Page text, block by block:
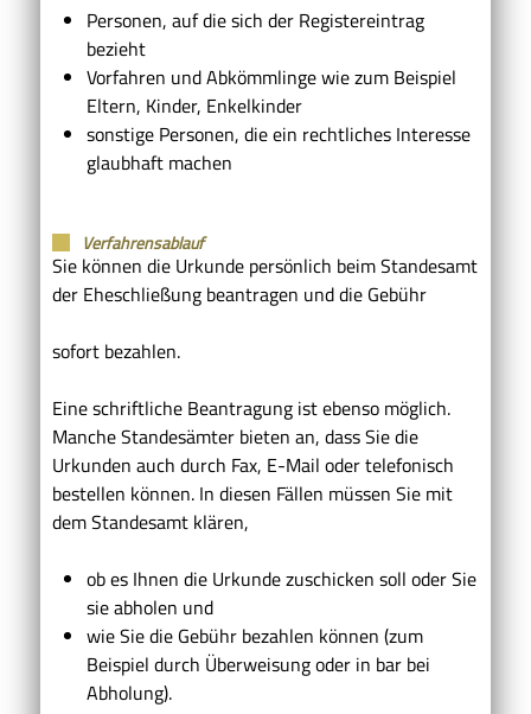
Personen, auf die sich der Registereintrag
bezieht
Vorfahren und Abkömmlinge wie zum Beispiel
Eltern, Kinder, Enkelkinder
sonstige Personen, die ein rechtliches Interesse
glaubhaft machen
Verfahrensablauf
Sie können die Urkunde persönlich beim Standesamt
der Eheschließung beantragen und die Gebühr
sofort bezahlen.
Eine schriftliche Beantragung ist ebenso möglich.
Manche Standesämter bieten an, dass Sie die
Urkunden auch durch Fax, E-Mail oder telefonisch
bestellen können. In diesen Fällen müssen Sie mit
dem Standesamt klären,
ob es Ihnen die Urkunde zuschicken soll oder Sie
sie abholen und
wie Sie die Gebühr bezahlen können (zum
Beispiel durch Überweisung oder in bar bei
Abholung).